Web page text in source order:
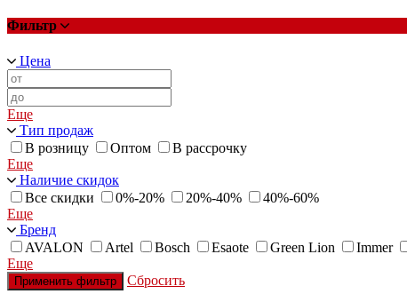
Фильтр
Цена
Еще
Тип продаж
В розницу
Оптом
В рассрочку
Еще
Наличие скидок
Все скидки
0%-20% 20%-40%
40%-60%
Еще
Бренд
AVALON
Artel Bosch Esaote Green Lion Immer
Еще
Применить фильтр Сбросить